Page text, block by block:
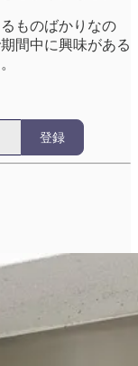
ものばかりなの
間中に興味がある
登録